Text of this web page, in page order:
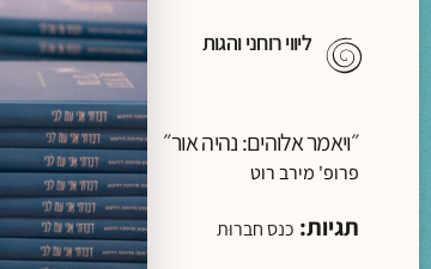
ליווי רוחני והגות
״ויאמר אלוהים: נהיה אור״
פרופ' מירב רוט
תגיות: כנס חברוּת